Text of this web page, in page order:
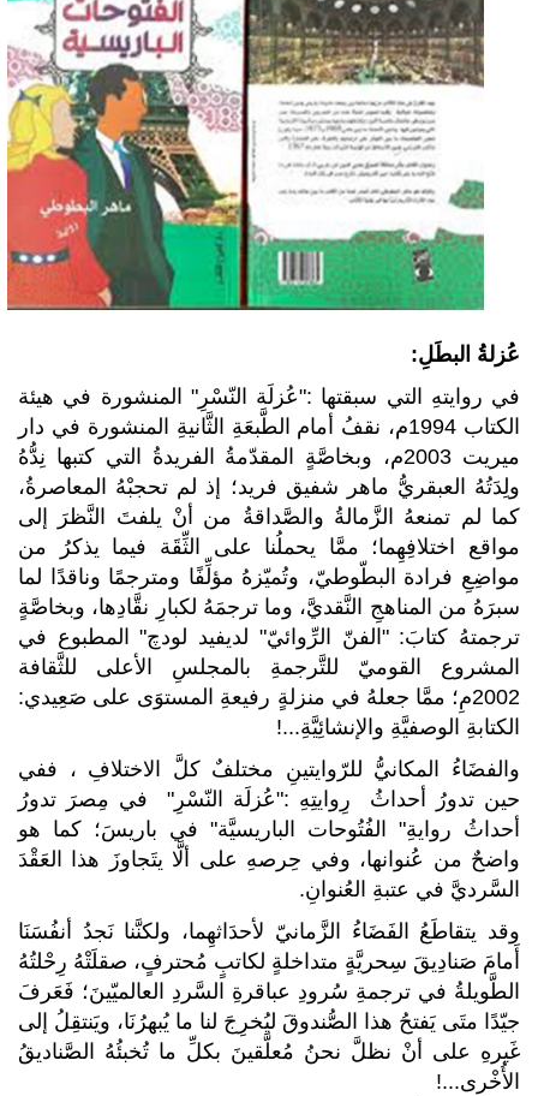
عُزلةُ البطَلِ:
في روايتهِ التي سبقتها :"عُزلَة النّسْرِ" المنشورة في هيئة
الكتاب 1994م، نقفُ أمام الطَّبعَةِ الثَّانيةِ المنشورة في دار
ميريت 2003م، وبخاصَّةٍ المقدّمةُ الفريدةُ التي كتبها نِدُّهُ
ولِدَتُهُ العبقريُّ ماهر شفيق فريد؛ إذ لم تحجبْهُ المعاصرةُ،
كما لم تمنعهُ الزَّمالةُ والصَّداقةُ من أنْ يلفتَ النَّظرَ إلى
مواقع اختلافِهِما؛ ممَّا يحملُنا على الثِّقَة فيما يذكرُ من
مواضِعِ فرادة البطّوطيّ، وتُميّزهُ مؤلِّفًا ومترجمًا وناقدًا لما
سبرَهُ من المناهجِ النَّقديَّ، وما ترجمَهُ لكبارِ نقَّادِها، وبخاصَّةٍ
ترجمتهُ كتابَ: "الفنّ الرِّوائيّ" لديفيد لودچ" المطبوع في
المشروع القوميّ للتَّرجمةِ بالمجلسِ الأعلى للثَّقافة
2002مِ؛ ممَّا جعلهُ في منزلةٍ رفيعةِ المستوَى على صَعِيدي:
الكتابةِ الوصفيَّةِ والإنشائِيَّةِ...!
والفضَاءُ المكانيُّ للرّوايتينِ مختلفٌ كلَّ الاختلافِ ، ففي
حين تدورُ أحداثُ رِوايتِهِ :"عُزلَة النّسْرِ" في مِصرَ تدورُ
أحداثُ روايةِ" الفُتُوحات الباريسيَّة" في باريسَ؛ كما هو
واضحٌ من عُنوانها، وفي حِرصهِ على ألَّا يتَجاوزَ هذا العَقْدَ
السَّرديَّ في عتبةِ العُنوانِ.
وقد يتقاطَعُ الفَضَاءُ الزَّمانيّ لأحدَاثهِما، ولكنَّنا نَجدُ أنفُسَنَا
أَمامَ صَنادِيقَ سِحريَّةٍ متداخلةٍ لكاتبٍ مُحترفٍ، صقلَتْهُ رِحْلتُهُ
الطَّويلةُ في ترجمةِ سُرودِ عباقرةِ السَّردِ العالميّينَ؛ فَعَرفَ
جيّدًا متَى يَفتحُ هذا الصُّندوقَ ليُخرِجَ لنا ما يُبهرُنَا، ويَنتقِلُ إلى
غَيرهِ على أنْ نظلَّ نحنُ مُعلَّقينَ بكلِّ ما تُخبئُهُ الصَّناديقُ
الأُخْرى...!